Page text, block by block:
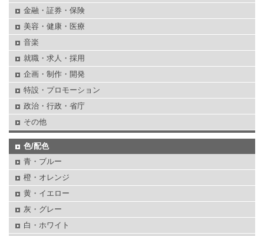
金融・証券・保険
美容・健康・医療
音楽
就職・求人・採用
企画・制作・開発
特設・プロモーション
政治・行政・省庁
その他
色/配色
青・ブルー
橙・オレンジ
黄・イエロー
灰・グレー
白・ホワイト